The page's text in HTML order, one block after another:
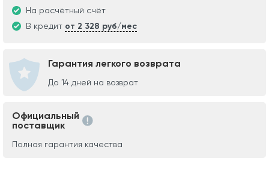
На расчётный счёт
В кредит от 2 328 руб/мес
Гарантия легкого возврата
До 14 дней на возврат
Официальный
поставщик
Полная гарантия качества